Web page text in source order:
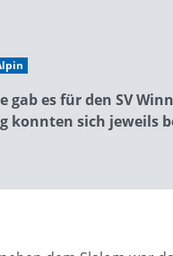
gab es für den SV
konnten sich jeweils